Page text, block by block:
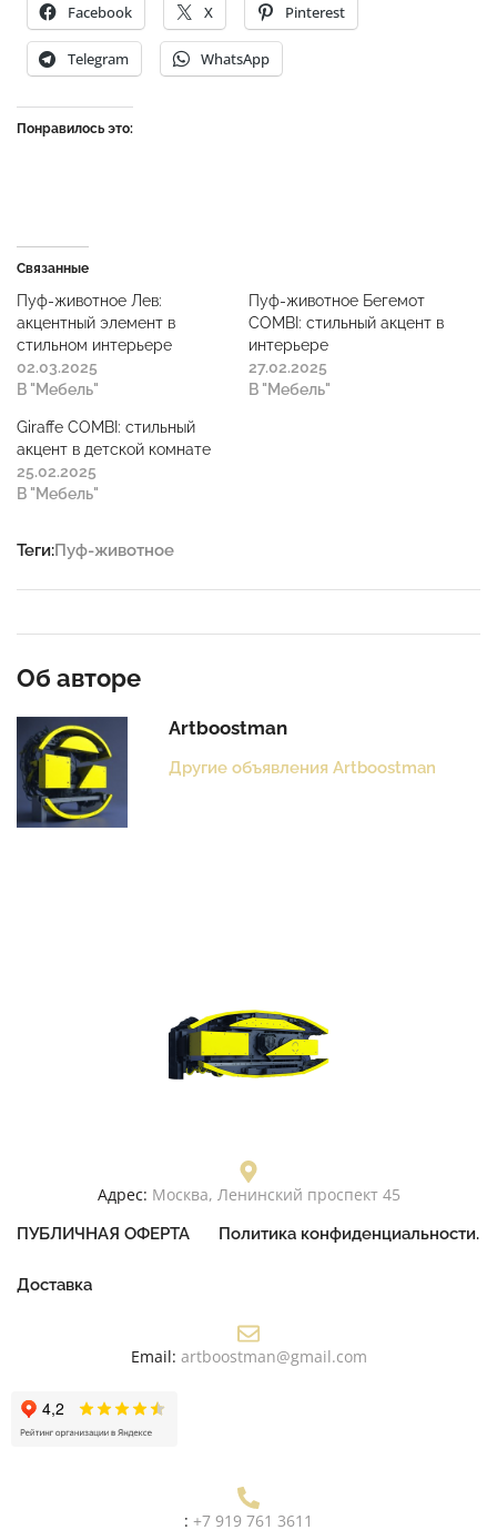
Facebook X Pinterest
Telegram WhatsApp
Понравилось это:
Связанные
Пуф-животное Лев:
акцентный элемент в
стильном интерьере
02.03.2025
В "Мебель"
Пуф-животное Бегемот
COMBI: стильный акцент в
интерьере
27.02.2025
В "Мебель"
Giraffe COMBI: стильный
акцент в детской комнате
25.02.2025
В "Мебель"
Теги:Пуф-животное
Об авторе
Artboostman
Другие объявления Artboostman
Адрес: Москва, Ленинский проспект 45
ПУБЛИЧНАЯ ОФЕРТА Политика конфиденциальности.
Доставка
Email: artboostman@gmail.com
: +7 919 761 3611